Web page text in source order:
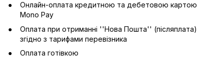
Онлайн-оплата кредитною та дебетовою картою
Mono Pay
Оплата при отриманні ''Нова Пошта'' (післяплата)
згідно з тарифами перевізника
Оплата готівкою